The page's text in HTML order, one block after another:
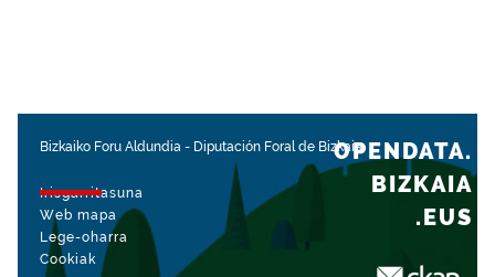
Bizkaiko Foru Aldundia - Diputación Foral de Bizkaia
Irisgarritasuna
Web mapa
Lege-oharra
Cookiak
OPENDATA.
BIZKAIA
.EUS